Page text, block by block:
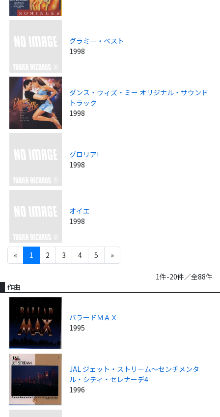
グラミー・ベスト
1998
ダンス・ウィズ・ミー オリジナル・サウンド
トラック
1998
グロリア!
1998
オイエ
1998
« 1 2 3 4 5 »
1件-20件／全88件
作曲
バラードＭＡＸ
1995
JAL ジェット・ストリーム～センチメンタ
ル・シティ・セレナーデ4
1996